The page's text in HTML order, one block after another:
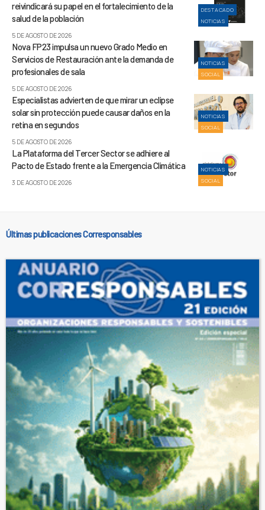
DESTACADO
NOTICIAS
reivindicará su papel en el fortalecimiento de la
salud de la población
5 DE AGOSTO DE 2026
NOTICIAS
SOCIAL
Nova FP23 impulsa un nuevo Grado Medio en
Servicios de Restauración ante la demanda de
profesionales de sala
5 DE AGOSTO DE 2026
NOTICIAS
SOCIAL
Especialistas advierten de que mirar un eclipse
solar sin protección puede causar daños en la
retina en segundos
5 DE AGOSTO DE 2026
NOTICIAS
SOCIAL
La Plataforma del Tercer Sector se adhiere al
Pacto de Estado frente a la Emergencia Climática
3 DE AGOSTO DE 2026
Últimas publicaciones Corresponsables